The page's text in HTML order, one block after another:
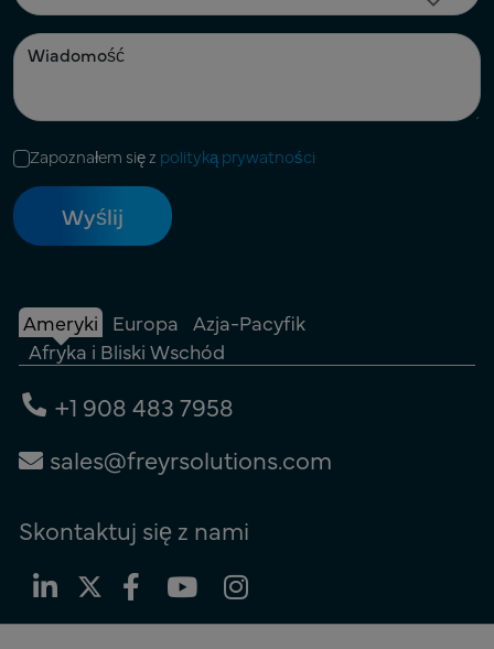
Zapoznałem się z polityką prywatności
Ameryki Europa Azja-Pacyfik
Afryka i Bliski Wschód
+1 908 483 7958
sales@freyrsolutions.com
Skontaktuj się z nami